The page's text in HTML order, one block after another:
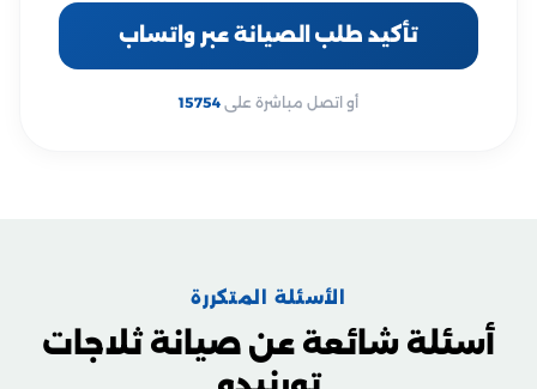
تأكيد طلب الصيانة عبر واتساب
أو اتصل مباشرة على 15754
الأسئلة المتكررة
أسئلة شائعة عن صيانة ثلاجات